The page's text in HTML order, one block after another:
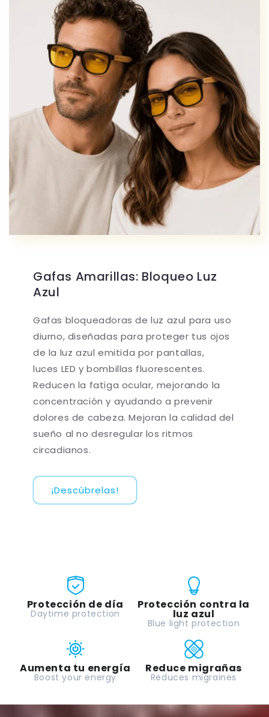
Gafas Amarillas: Bloqueo Luz
Azul
Gafas bloqueadoras de luz azul para uso
diurno, diseñadas para proteger tus ojos
de la luz azul emitida por pantallas,
luces LED y bombillas fluorescentes.
Reducen la fatiga ocular, mejorando la
concentración y ayudando a prevenir
dolores de cabeza. Mejoran la calidad del
sueño al no desregular los ritmos
circadianos.
¡Descúbrelas!
Protección de día
Daytime protection
Protección contra la
luz azul
Blue light protection
Aumenta tu energía
Boost your energy
Reduce migrañas
Reduces migraines